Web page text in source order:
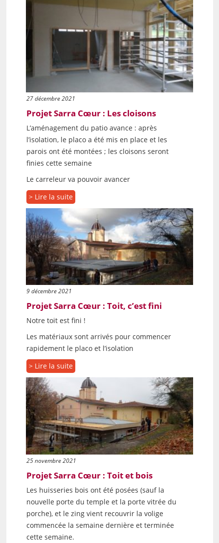
27 décembre 2021
Projet Sarra Cœur : Les cloisons
L’aménagement du patio avance : après
l’isolation, le placo a été mis en place et les
parois ont été montées ; les cloisons seront
finies cette semaine
Le carreleur va pouvoir avancer
> Lire la suite
9 décembre 2021
Projet Sarra Cœur : Toit, c’est fini
Notre toit est fini !
Les matériaux sont arrivés pour commencer
rapidement le placo et l’isolation
> Lire la suite
25 novembre 2021
Projet Sarra Cœur : Toit et bois
Les huisseries bois ont été posées (sauf la
nouvelle porte du temple et la porte vitrée du
porche), et le zing vient recouvrir la volige
commencée la semaine dernière et terminée
cette semaine.